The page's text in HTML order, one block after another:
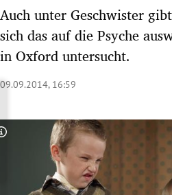
Untermenü
Untermenü
Untermenü
Untermenü
Auch unter Geschwister
sich das auf die Psyche
in Oxford untersucht.
09.09.2014, 16:59
Copyright-Hinweis öffnen/schließen